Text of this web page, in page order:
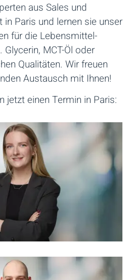
aus Sales und
Paris und lernen sie unser
für die Lebensmittel-
MCT-Öl oder
Qualitäten. Wir freuen
Austausch mit Ihnen!
jetzt einen Termin in Paris: